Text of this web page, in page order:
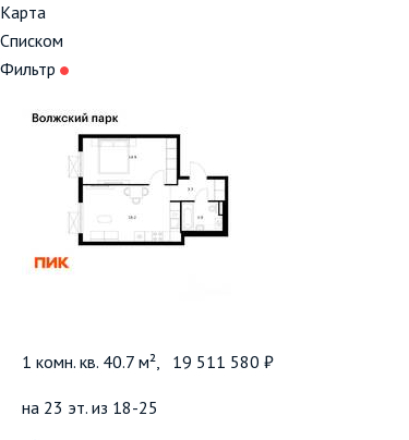
Карта
Списком
Фильтр
1 комн. кв. 40.7 м², 19 511 580 ₽
на 23 эт. из 18-25